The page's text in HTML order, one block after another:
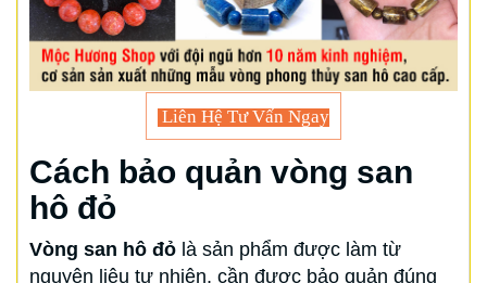
Liên Hệ Tư Vấn Ngay
Cách bảo quản vòng san
hô đỏ
Vòng san hô đỏ là sản phẩm được làm từ
nguyên liệu tự nhiên, cần được bảo quản đúng